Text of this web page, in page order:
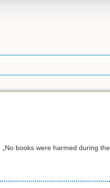
books were harmed during